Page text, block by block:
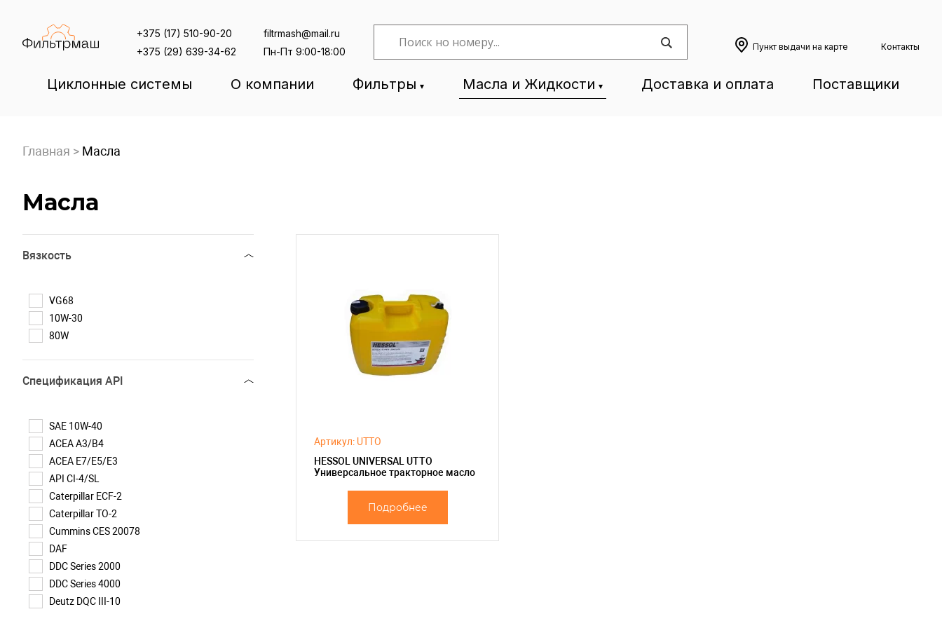
content
+375 (17) 510-90-20
+375 (29) 639-34-62
filtrmash@mail.ru
Пн-Пт 9:00-18:00
Пункт выдачи на карте Контакты
Циклонные системы О компании Фильтры Масла и Жидкости Доставка и оплата Поставщики
Главная > Масла
Масла
Вязкость
VG68
10W-30
80W
Спецификация API
SAE 10W-40
ACEA A3/B4
ACEA E7/E5/E3
API CI-4/SL
Caterpillar ECF-2
Caterpillar TO-2
Cummins CES 20078
DAF
DDC Series 2000
DDC Series 4000
Deutz DQC III-10
Артикул: UTTO
HESSOL UNIVERSAL UTTO
Универсальное тракторное масло
Подробнее